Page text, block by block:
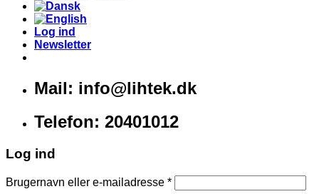
Log ind
Newsletter
Mail: info@lihtek.dk
Telefon: 20401012
Log ind
Brugernavn eller e-mailadresse *